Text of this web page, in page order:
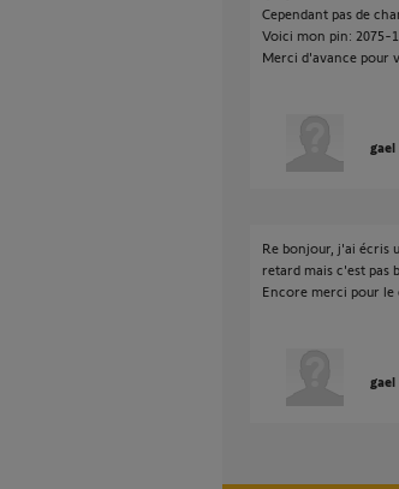
Cependant pas de
Voici mon pin: 2075-
Merci d'avance pour
gael
Re bonjour, j'ai écris
retard mais c'est pas
Encore merci pour le
gael